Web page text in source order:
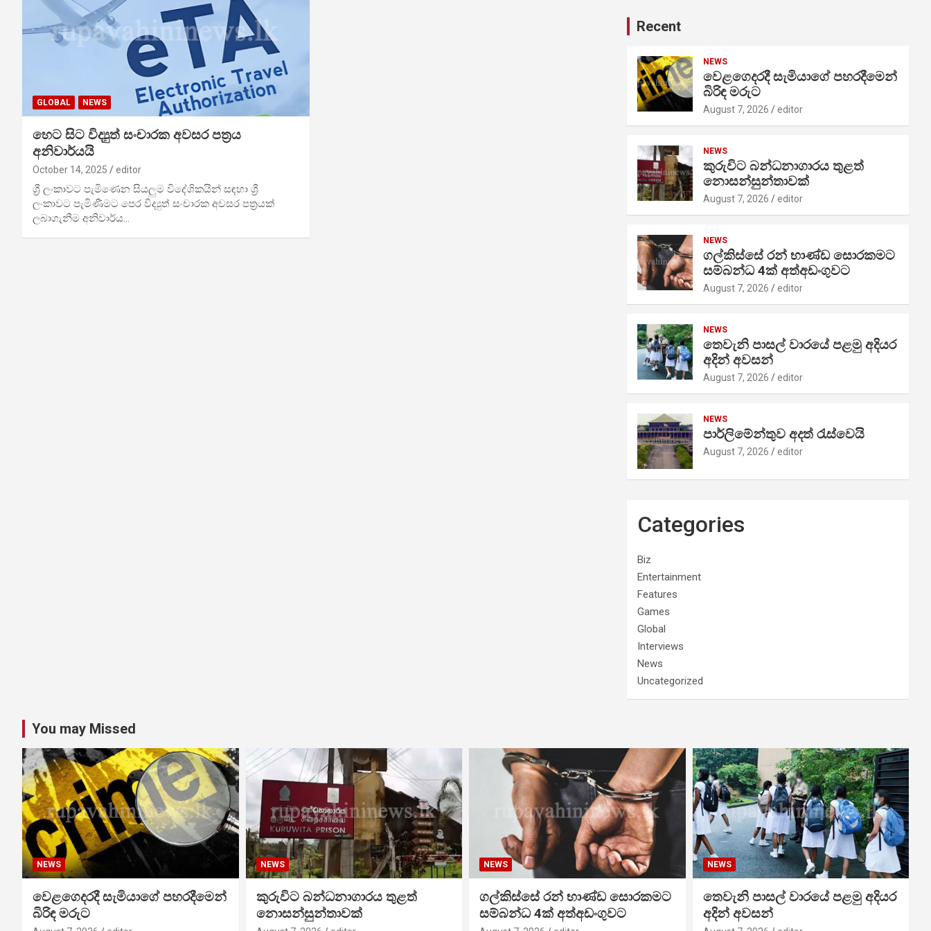
GLOBAL NEWS
හෙට සිට විද්‍යුත් සංචාරක අවසර පත්‍රය
අනිවාර්යයි
October 14, 2025 editor
ශ්‍රී ලංකාවට පැමිණෙන සියලුම විදේශිකයින් සඳහා ශ්‍රී
ලංකාවට පැමිණීමට පෙර විද්‍යුත් සංචාරක අවසර පත්‍රයක්
ලබාගැනීම අනිවාර්ය…
Recent
NEWS
වෙළගෙදරදී සැමියාගේ පහරදීමෙන්
බිරිඳ මරුට
August 7, 2026 editor
NEWS
කුරුවිට බන්ධනාගාරය තුළත්
නොසන්සුන්තාවක්
August 7, 2026 editor
NEWS
ගල්කිස්සේ රන් භාණ්ඩ සොරකමට
සම්බන්ධ 4ක් අත්අඩංගුවට
August 7, 2026 editor
NEWS
තෙවැනි පාසල් වාරයේ පළමු අදියර
අදින් අවසන්
August 7, 2026 editor
NEWS
පාර්ලිමේන්තුව අදත් රැස්වෙයි
August 7, 2026 editor
Categories
Biz
Entertainment
Features
Games
Global
Interviews
News
Uncategorized
You may Missed
NEWS
වෙළගෙදරදී සැමියාගේ පහරදීමෙන්
බිරිඳ මරුට
NEWS
කුරුවිට බන්ධනාගාරය තුළත්
නොසන්සුන්තාවක්
NEWS
ගල්කිස්සේ රන් භාණ්ඩ සොරකමට
සම්බන්ධ 4ක් අත්අඩංගුවට
NEWS
තෙවැනි පාසල් වාරයේ පළමු අදියර
අදින් අවසන්